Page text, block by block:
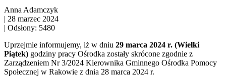
Anna Adamczyk
| 28 marzec 2024
| Odsłony: 5480
Uprzejmie informujemy, iż w dniu 29 marca 2024 r. (Wielki
Piątek) godziny pracy Ośrodka zostały skrócone zgodnie z
Zarządzeniem Nr 3/2024 Kierownika Gminnego Ośrodka Pomocy
Społecznej w Rakowie z dnia 28 marca 2024 r.